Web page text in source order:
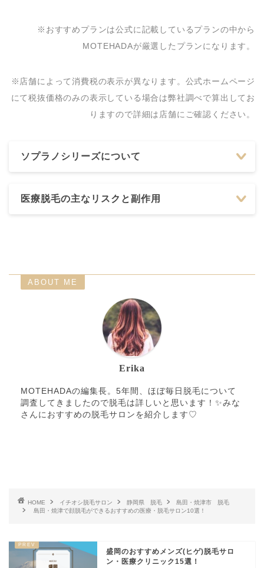
※おすすめプランは公式に記載しているプランの中から
MOTEHADAが厳選したプランになります。
※店舗によって消費税の表示が異なります。公式ホームページ
にて税抜価格のみの表示している場合は弊社調べで算出してお
りますので詳細は店舗にご確認ください。
ソプラノシリーズについて
医療脱毛の主なリスクと副作用
ABOUT ME
Erika
MOTEHADAの編集長。5年間、ほぼ毎日脱毛について
調査してきましたので脱毛は詳しいと思います！✨みな
さんにおすすめの脱毛サロンを紹介します♡
HOME イチオシ脱毛サロン 静岡県 脱毛
島田・焼津市 脱毛
島田・焼津で顔脱毛ができるおすすめの医療・脱毛サロン10選！
盛岡のおすすめメンズ(ヒゲ)脱毛サロ
ン・医療クリニック15選！